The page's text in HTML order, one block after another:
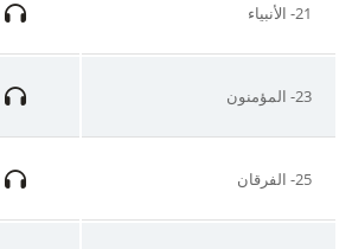
21- الأنبياء
23- المؤمنون
25- الفرقان